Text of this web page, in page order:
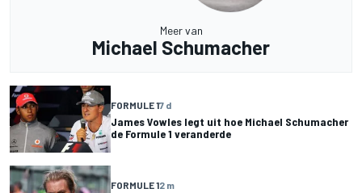
Meer van
Michael Schumacher
FORMULE 17 d
James Vowles legt uit hoe Michael Schumacher
de Formule 1 veranderde
FORMULE 12 m